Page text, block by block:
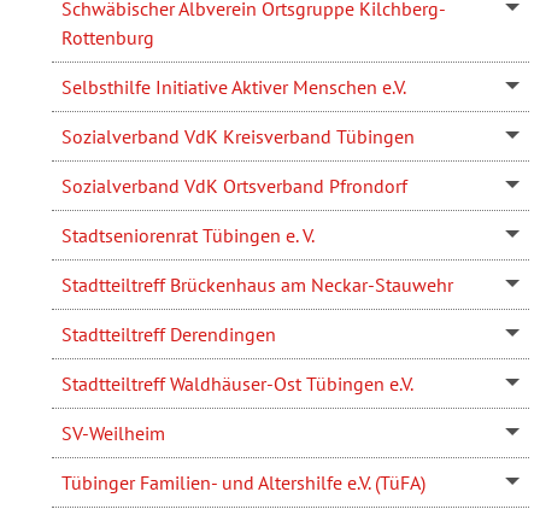
Schwäbischer Albverein Ortsgruppe Kilchberg-
Rottenburg
Selbsthilfe Initiative Aktiver Menschen e.V.
Sozialverband VdK Kreisverband Tübingen
Sozialverband VdK Ortsverband Pfrondorf
Stadtseniorenrat Tübingen e. V.
Stadtteiltreff Brückenhaus am Neckar-Stauwehr
Stadtteiltreff Derendingen
Stadtteiltreff Waldhäuser-Ost Tübingen e.V.
SV-Weilheim
Tübinger Familien- und Altershilfe e.V. (TüFA)